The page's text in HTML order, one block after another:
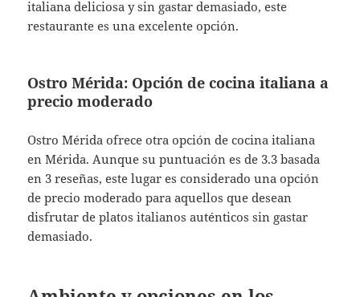
italiana deliciosa y sin gastar demasiado, este
restaurante es una excelente opción.
Ostro Mérida: Opción de cocina italiana a
precio moderado
Ostro Mérida ofrece otra opción de cocina italiana
en Mérida. Aunque su puntuación es de 3.3 basada
en 3 reseñas, este lugar es considerado una opción
de precio moderado para aquellos que desean
disfrutar de platos italianos auténticos sin gastar
demasiado.